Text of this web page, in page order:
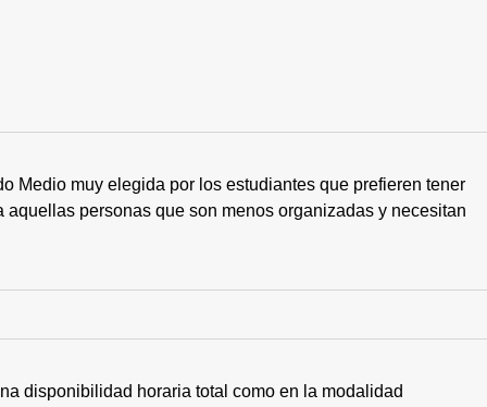
Medio muy elegida por los estudiantes que prefieren tener
personas que son menos organizadas y necesitan
disponibilidad horaria total como en la modalidad